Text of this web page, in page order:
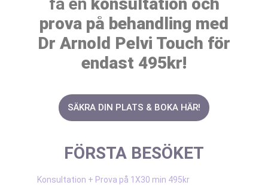
prova på behandling med
Dr Arnold Pelvi Touch för
endast 495kr!
SÄKRA DIN PLATS & BOKA HÄR!
FÖRSTA BESÖKET
Konsultation + Prova på 1X30 min 495kr